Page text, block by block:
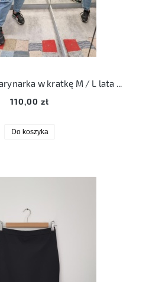
Olsen vintage marynarka w kratkę M / L lata 90te wiskoza acetat
110,00 zł
Do koszyka